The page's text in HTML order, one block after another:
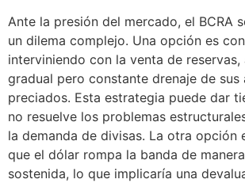
Ante la presión del mercado, el BCRA
un dilema complejo. Una opción es
interviniendo con la venta de
gradual pero constante drenaje de sus
preciados. Esta estrategia puede dar
no resuelve los problemas
la demanda de divisas. La otra opción
que el dólar rompa la banda de
sostenida, lo que implicaría una